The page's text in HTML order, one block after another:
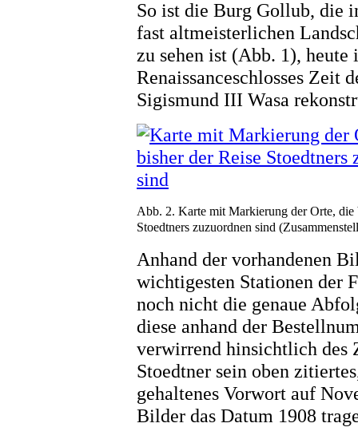
So ist die Burg Gollub, die
fast altmeisterlichen
zu sehen ist (Abb. 1), heute
Renaissanceschlosses Zeit
Sigismund III Wasa
Abb. 2. Karte mit Markierung der Orte, die
Stoedtners zuzuordnen sind
Anhand der vorhandenen
wichtigesten Stationen der
noch nicht die genaue
diese anhand der
verwirrend hinsichtlich des
Stoedtner sein oben
gehaltenes Vorwort auf
Bilder das Datum 1908